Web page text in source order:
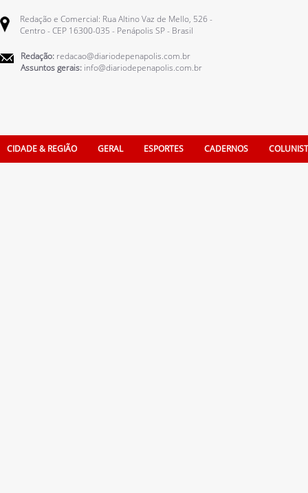
Redação e Comercial: Rua Altino Vaz de Mello, 526 -
Centro - CEP 16300-035 - Penápolis SP - Brasil
Redação: redacao@diariodepenapolis.com.br
Assuntos gerais: info@diariodepenapolis.com.br
CIDADE & REGIÃO GERAL ESPORTES CADERNOS